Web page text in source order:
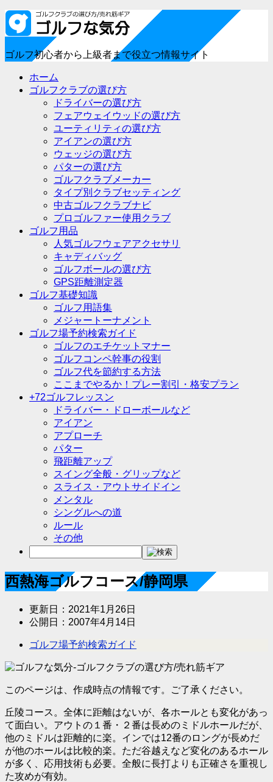
ゴルフ初心者から上級者まで役立つ情報サイト
ホーム
ゴルフクラブの選び方
ドライバーの選び方
フェアウェイウッドの選び方
ユーティリティの選び方
アイアンの選び方
ウェッジの選び方
パターの選び方
ゴルフクラブメーカー
タイプ別クラブセッティング
中古ゴルフクラブナビ
プロゴルファー使用クラブ
ゴルフ用品
人気ゴルフウェアアクセサリ
キャディバッグ
ゴルフボールの選び方
GPS距離測定器
ゴルフ基礎知識
ゴルフ用語集
メジャートーナメント
ゴルフ場予約検索ガイド
ゴルフのエチケットマナー
ゴルフコンペ幹事の役割
ゴルフ代を節約する方法
ここまでやるか！プレー割引・格安プラン
+72ゴルフレッスン
ドライバー・ドローボールなど
アイアン
アプローチ
パター
飛距離アップ
スイング全般・グリップなど
スライス・アウトサイドイン
メンタル
シングルへの道
ルール
その他
西熱海ゴルフコース/静岡県
更新日： 2021年1月26日
公開日： 2007年4月14日
ゴルフ場予約検索ガイド
このページは、作成時点の情報です。ご了承ください。
丘陵コース。全体に距離はないが、各ホールとも変化があっ
て面白い。アウトの１番・２番は長めのミドルホールだが、
他のミドルは距離的に楽。インでは12番のロングが長めだ
が他のホールは比較的楽。ただ谷越えなど変化のあるホール
が多く、応用技術も必要。全般に長打よりも正確さを重視し
た攻めが有効。